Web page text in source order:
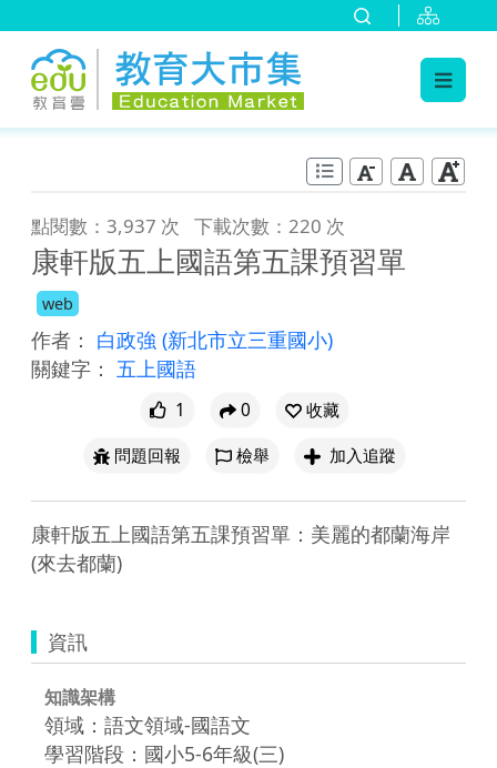
點閱數：3,937 次 下載次數：220 次
康軒版五上國語第五課預習單
web
作者： 白政強 (新北市立三重國小)
關鍵字： 五上國語
1 0
收藏
問題回報
檢舉 加入追蹤
康軒版五上國語第五課預習單：美麗的都蘭海岸
(來去都蘭)
資訊
知識架構
領域：語文領域-國語文
學習階段：國小5-6年級(三)